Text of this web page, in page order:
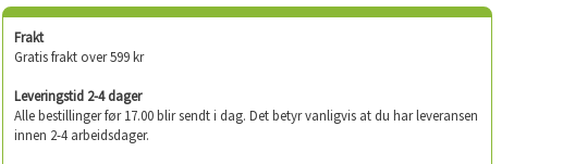
Frakt
Gratis frakt over 599 kr
Leveringstid 2-4 dager
Alle bestillinger før 17.00 blir sendt i dag. Det betyr vanligvis at du har leveransen
innen 2-4 arbeidsdager.